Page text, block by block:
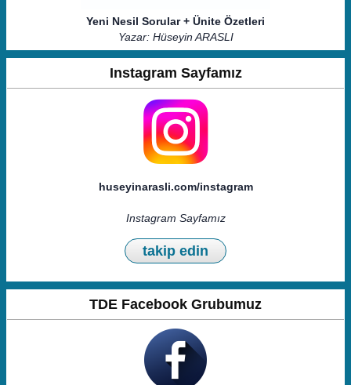
Yeni Nesil Sorular + Ünite Özetleri
Yazar: Hüseyin ARASLI
Instagram Sayfamız
huseyinarasli.com/instagram
Instagram Sayfamız
takip edin
TDE Facebook Grubumuz